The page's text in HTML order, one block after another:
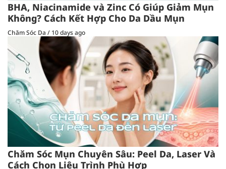
BHA, Niacinamide và Zinc Có Giúp Giảm Mụn
Không? Cách Kết Hợp Cho Da Dầu Mụn
Chăm Sóc Da / 10 days ago
Chăm Sóc Mụn Chuyên Sâu: Peel Da, Laser Và
Cách Chọn Liệu Trình Phù Hợp